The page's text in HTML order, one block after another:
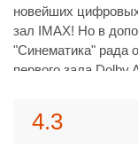
новейших
зал IMAX! Но в
"Синематика" рада
первого зала
студии «раз и
4.3